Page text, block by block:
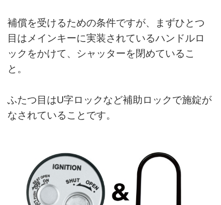
補償を受けるための条件ですが、まずひとつ
目はメインキーに実装されているハンドルロ
ックをかけて、シャッターを閉めているこ
と。
ふたつ目はU字ロックなど補助ロックで施錠が
なされていることです。